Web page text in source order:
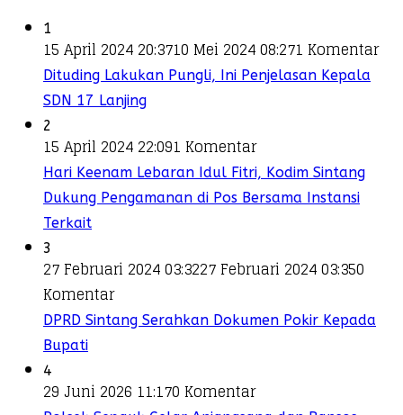
1
15 April 2024 20:3710 Mei 2024 08:271 Komentar
Dituding Lakukan Pungli, Ini Penjelasan Kepala
SDN 17 Lanjing
2
15 April 2024 22:091 Komentar
Hari Keenam Lebaran Idul Fitri, Kodim Sintang
Dukung Pengamanan di Pos Bersama Instansi
Terkait
3
27 Februari 2024 03:3227 Februari 2024 03:350
Komentar
DPRD Sintang Serahkan Dokumen Pokir Kepada
Bupati
4
29 Juni 2026 11:170 Komentar